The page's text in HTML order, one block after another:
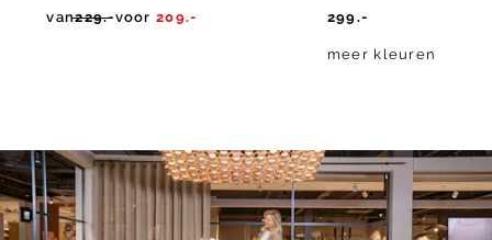
van229.-voor 209.- 299.-
meer kleuren